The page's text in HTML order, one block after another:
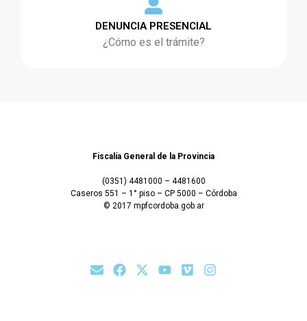
DENUNCIA PRESENCIAL
¿Cómo es el trámite?
Fiscalía General de la Provincia
(0351) 4481000 – 4481600
Caseros 551 – 1° piso – CP 5000 – Córdoba
© 2017 mpfcordoba.gob.ar